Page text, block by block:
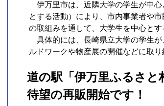
伊万里市は、近隣大学の学生が中
とする活動）により、市内事業者や
の取組みを通して、大学生を中心と
具体的には、長崎県立大学の学生が
ルドワークや物産展の開催などに取り
道の駅「伊万里ふるさ
待望の再販開始です！